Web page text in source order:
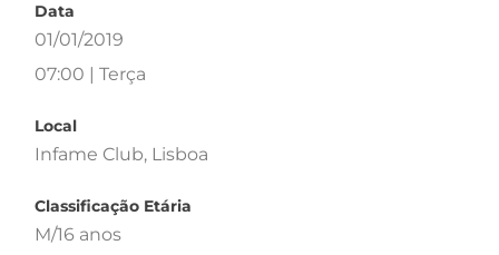
Data
01/01/2019
07:00 | Terça
Local
Infame Club, Lisboa
Classificação Etária
M/16 anos